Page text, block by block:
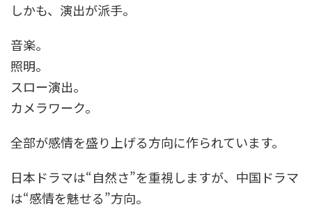
しかも、演出が派手。
音楽。
照明。
スロー演出。
カメラワーク。
全部が感情を盛り上げる方向に作られています。
日本ドラマは“自然さ”を重視しますが、中国ドラマ
は“感情を魅せる”方向。